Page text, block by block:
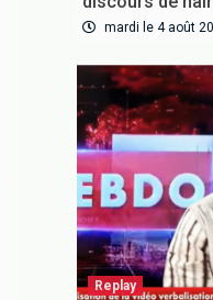
mardi le 4 août
Replay